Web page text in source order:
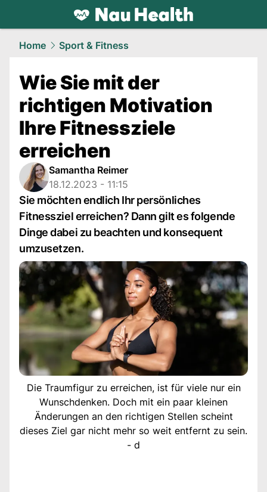
health.NAU.ch
Home Sport & Fitness
Wie Sie mit der
richtigen Motivation
Ihre Fitnessziele
erreichen
Samantha Reimer
18.12.2023 - 11:15
Sie möchten endlich Ihr persönliches
Fitnessziel erreichen? Dann gilt es folgende
Dinge dabei zu beachten und konsequent
umzusetzen.
Die Traumfigur zu erreichen, ist für viele nur ein
Wunschdenken. Doch mit ein paar kleinen
Änderungen an den richtigen Stellen scheint
dieses Ziel gar nicht mehr so weit entfernt zu sein.
- d